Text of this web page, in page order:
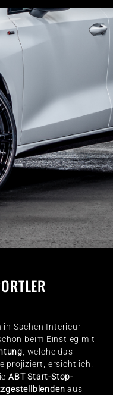
in Sachen Interieur
beim Einstieg mit
, welche das
projiziert, ersichtlich.
ABT Start-Stop-
aus